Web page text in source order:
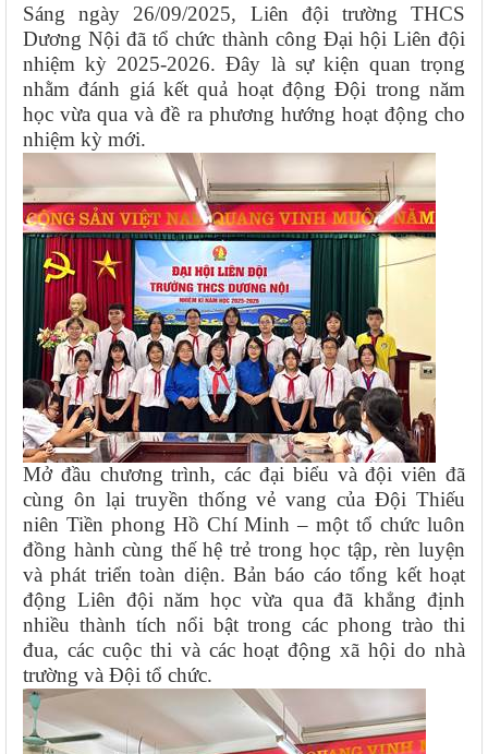
Sáng ngày 26/09/2025, Liên đội trường THCS
Dương Nội đã tổ chức thành công Đại hội Liên đội
nhiệm kỳ 2025-2026. Đây là sự kiện quan trọng
nhằm đánh giá kết quả hoạt động Đội trong năm
học vừa qua và đề ra phương hướng hoạt động cho
nhiệm kỳ mới.
Mở đầu chương trình, các đại biểu và đội viên đã
cùng ôn lại truyền thống vẻ vang của Đội Thiếu
niên Tiền phong Hồ Chí Minh – một tổ chức luôn
đồng hành cùng thế hệ trẻ trong học tập, rèn luyện
và phát triển toàn diện. Bản báo cáo tổng kết hoạt
động Liên đội năm học vừa qua đã khẳng định
nhiều thành tích nổi bật trong các phong trào thi
đua, các cuộc thi và các hoạt động xã hội do nhà
trường và Đội tổ chức.